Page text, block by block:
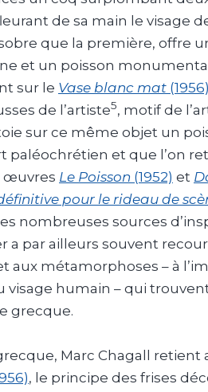
de sa main le visage
que la première, offre
et un poisson
sur le Vase blanc mat (1956)
de l’artiste5, motif de
sur ce même objet un
paléochrétien et que l’on
œuvres Le Poisson (1952) et
pour le rideau de
nombreuses sources
a par ailleurs souvent
aux métamorphoses – à
visage humain – qui
grecque.
Marc Chagall retient
, le principe des frises